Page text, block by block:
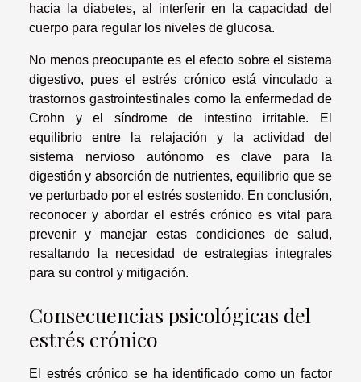
hacia la diabetes, al interferir en la capacidad del
cuerpo para regular los niveles de glucosa.
No menos preocupante es el efecto sobre el sistema
digestivo, pues el estrés crónico está vinculado a
trastornos gastrointestinales como la enfermedad de
Crohn y el síndrome de intestino irritable. El
equilibrio entre la relajación y la actividad del
sistema nervioso autónomo es clave para la
digestión y absorción de nutrientes, equilibrio que se
ve perturbado por el estrés sostenido. En conclusión,
reconocer y abordar el estrés crónico es vital para
prevenir y manejar estas condiciones de salud,
resaltando la necesidad de estrategias integrales
para su control y mitigación.
Consecuencias psicológicas del
estrés crónico
El estrés crónico se ha identificado como un factor